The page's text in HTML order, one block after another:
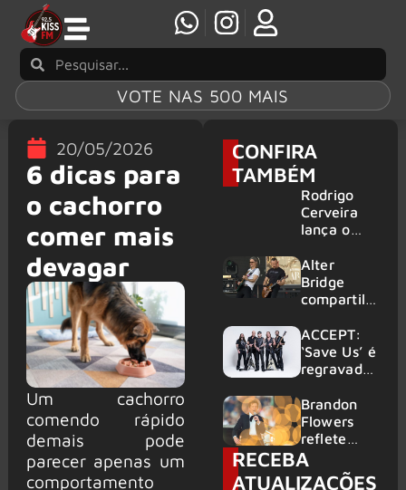
VOTE NAS 500 MAIS
20/05/2026
6 dicas para
o cachorro
comer mais
devagar
Um cachorro
comendo rápido
demais pode
parecer apenas um
comportamento
CONFIRA
TAMBÉM
Rodrigo
Cerveira
lança o
Searcher”
Alter
Bridge
compartilh
vivo de
“Fortress”
gravada
am Ring
2026
ACCEPT:
‘Save Us’ é
regravada
membros
do GHOST
e KORN
Brandon
Flowers
reflete
sobre o
futuro e
RECEBA
ATUALIZAÇÕES